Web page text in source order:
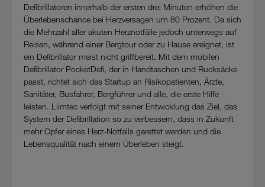
Defibrillatoren innerhalb der ersten drei Minuten erhöhen die
Überlebenschance bei Herzversagen um 80 Prozent. Da sich
die Mehrzahl aller akuten Herznotfälle jedoch unterwegs auf
Reisen, während einer Bergtour oder zu Hause ereignet, ist
ein Defibrillator meist nicht griffbereit. Mit dem mobilen
Defibrillator PocketDefi, der in Handtaschen und Rucksäcke
passt, richtet sich das Startup an Risikopatienten, Ärzte,
Sanitäter, Busfahrer, Bergführer und alle, die erste Hilfe
leisten. Liimtec verfolgt mit seiner Entwicklung das Ziel, das
System der Defibrillation so zu verbessern, dass in Zukunft
mehr Opfer eines Herz-Notfalls gerettet werden und die
Lebensqualität nach einem Überleben steigt.